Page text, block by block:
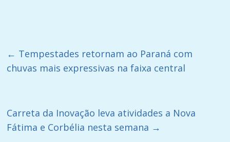
← Tempestades retornam ao Paraná com
chuvas mais expressivas na faixa central
Carreta da Inovação leva atividades a Nova
Fátima e Corbélia nesta semana →